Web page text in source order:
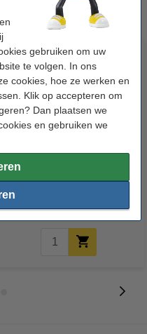
gebruiken om uw
te volgen. In ons
cookies, hoe ze werken en
Klik op accepteren om
Dan plaatsen we
en gebruiken we
Nobo glasmagneten (10 stuks)